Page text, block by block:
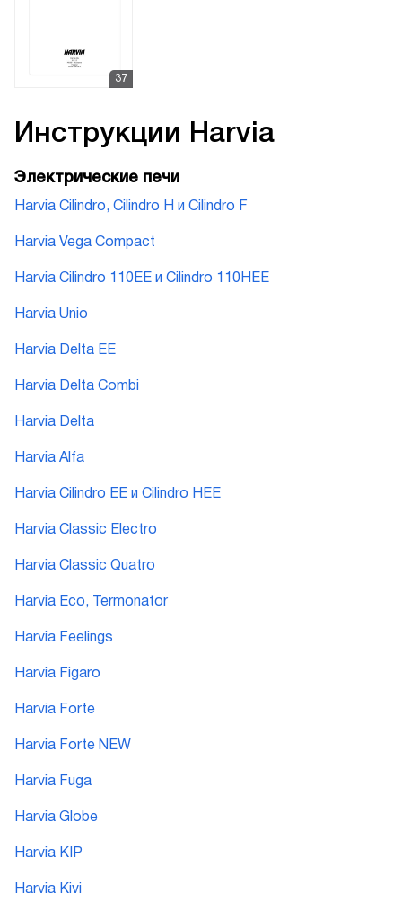
Инструкции Harvia
Электрические печи
Harvia Cilindro, Cilindro H и Cilindro F
Harvia Vega Compact
Harvia Cilindro 110EE и Cilindro 110HEE
Harvia Unio
Harvia Delta EE
Harvia Delta Combi
Harvia Delta
Harvia Alfa
Harvia Cilindro EE и Cilindro HEE
Harvia Classic Electro
Harvia Classic Quatro
Harvia Eco, Termonator
Harvia Feelings
Harvia Figaro
Harvia Forte
Harvia Forte NEW
Harvia Fuga
Harvia Globe
Harvia KIP
Harvia Kivi